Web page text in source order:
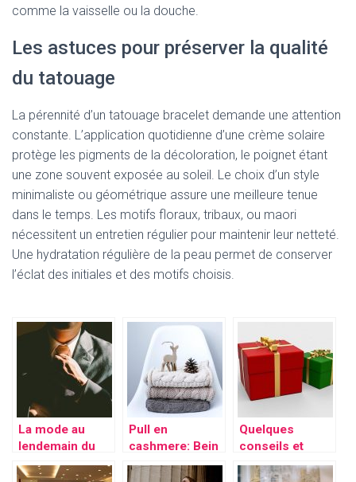
comme la vaisselle ou la douche.
Les astuces pour préserver la qualité
du tatouage
La pérennité d’un tatouage bracelet demande une attention
constante. L’application quotidienne d’une crème solaire
protège les pigments de la décoloration, le poignet étant
une zone souvent exposée au soleil. Le choix d’un style
minimaliste ou géométrique assure une meilleure tenue
dans le temps. Les motifs floraux, tribaux, ou maori
nécessitent un entretien régulier pour maintenir leur netteté.
Une hydratation régulière de la peau permet de conserver
l’éclat des initiales et des motifs choisis.
La mode au
lendemain du
déconfinement
Pull en
cashmere: Bein
au chaud pour
Quelques
conseils et
idées de